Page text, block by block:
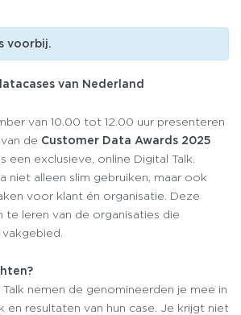
voorbij.
van Nederland
van 10.00 tot 12.00 uur presenteren
de Customer Data Awards 2025
een exclusieve, online Digital Talk.
niet alleen slim gebruiken, maar ook
voor klant én organisatie. Deze
te leren van de organisaties die
nemen de genomineerden je mee in
en resultaten van hun case. Je krijgt niet